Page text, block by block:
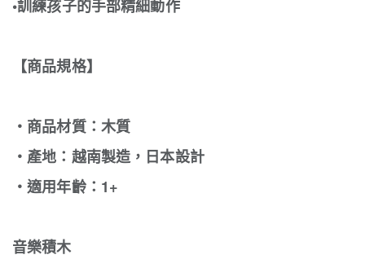
•訓練孩子的手部精細動作
【商品規格】
‧商品材質：木質
‧產地：越南製造，日本設計
‧適用年齡：1+
音樂積木